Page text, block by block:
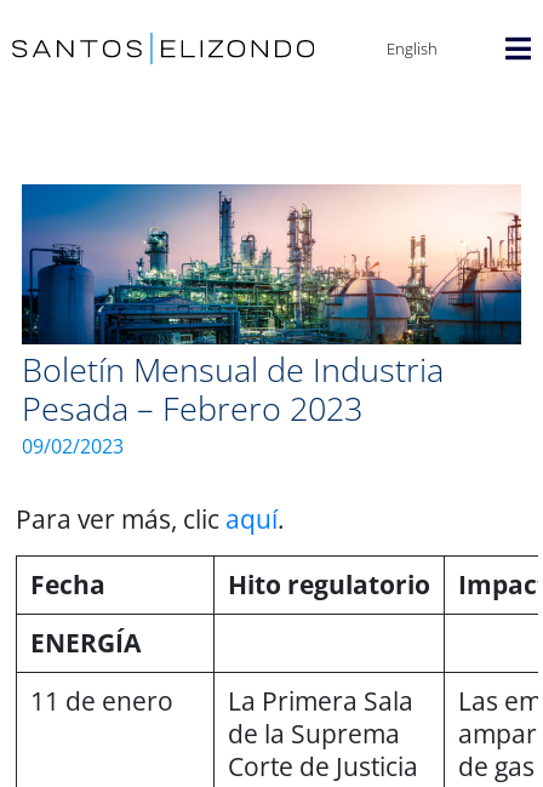
English
Boletín Mensual de Industria
Pesada – Febrero 2023
09/02/2023
Para ver más, clic aquí.
Fecha
Hito regulatorio
ENERGÍA
11 de enero
La Primera Sala
de la Suprema
Corte de Justicia
Las
de